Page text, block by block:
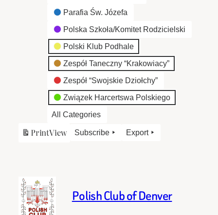
Parafia Św. Józefa
Polska Szkoła/Komitet Rodzicielski
Polski Klub Podhale
Zespół Taneczny “Krakowiacy”
Zespół “Swojskie Dziołchy”
Związek Harcertswa Polskiego
All Categories
PrintView Subscribe Export
Polish Club of Denver